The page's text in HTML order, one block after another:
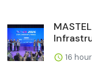
16